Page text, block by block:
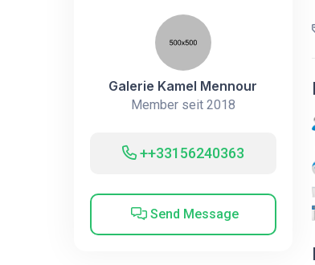
Galerie Kamel Mennour
Member seit 2018
++33156240363
Send Message